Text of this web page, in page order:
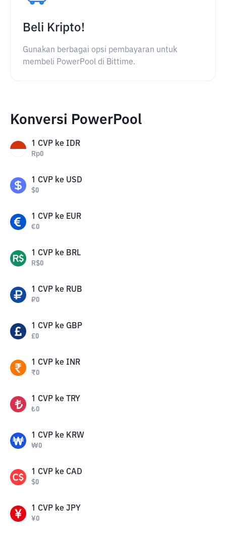
Beli Kripto!
Gunakan berbagai opsi pembayaran untuk
membeli PowerPool di Bittime.
Konversi PowerPool
1 CVP ke IDR
Rp0
1 CVP ke USD
$0
1 CVP ke EUR
€0
1 CVP ke BRL
R$0
1 CVP ke RUB
₽0
1 CVP ke GBP
£0
1 CVP ke INR
₹0
1 CVP ke TRY
₺0
1 CVP ke KRW
₩0
1 CVP ke CAD
$0
1 CVP ke JPY
¥0